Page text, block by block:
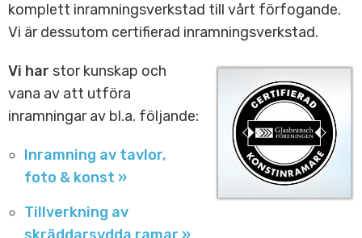
komplett inramningsverkstad till vårt förfogande.
Vi är dessutom certifierad inramningsverkstad.
Vi har stor kunskap och
vana av att utföra
inramningar av bl.a. följande:
Inramning av tavlor,
foto & konst »
Tillverkning av